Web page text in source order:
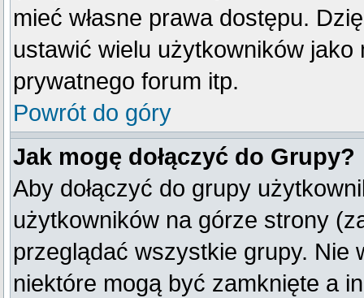
mieć własne prawa dostępu.
ustawić wielu użytkowników
prywatnego forum itp.
Powrót do góry
Jak mogę dołączyć do Grupy?
Aby dołączyć do grupy
użytkowników na górze strony
przeglądać wszystkie grupy. Nie
niektóre mogą być zamknięte a